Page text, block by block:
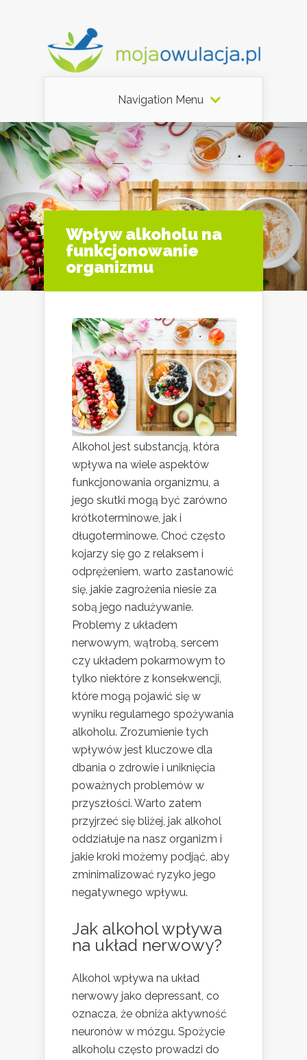
Navigation Menu
Wpływ alkoholu na
funkcjonowanie
organizmu
Alkohol jest substancją, która
wpływa na wiele aspektów
funkcjonowania organizmu, a
jego skutki mogą być zarówno
krótkoterminowe, jak i
długoterminowe. Choć często
kojarzy się go z relaksem i
odprężeniem, warto zastanowić
się, jakie zagrożenia niesie za
sobą jego nadużywanie.
Problemy z układem
nerwowym, wątrobą, sercem
czy układem pokarmowym to
tylko niektóre z konsekwencji,
które mogą pojawić się w
wyniku regularnego spożywania
alkoholu. Zrozumienie tych
wpływów jest kluczowe dla
dbania o zdrowie i uniknięcia
poważnych problemów w
przyszłości. Warto zatem
przyjrzeć się bliżej, jak alkohol
oddziałuje na nasz organizm i
jakie kroki możemy podjąć, aby
zminimalizować ryzyko jego
negatywnego wpływu.
Jak alkohol wpływa
na układ nerwowy?
Alkohol wpływa na układ
nerwowy jako depressant, co
oznacza, że obniża aktywność
neuronów w mózgu. Spożycie
alkoholu często prowadzi do